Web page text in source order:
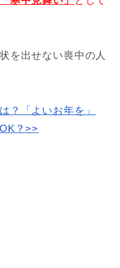
を出せない喪中の人
？「よいお年を」
？>>